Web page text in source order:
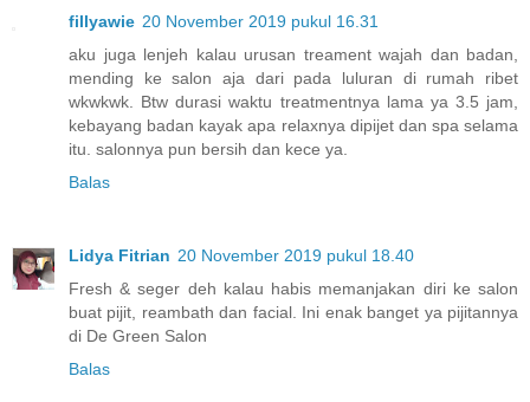
fillyawie 20 November 2019 pukul 16.31
aku juga lenjeh kalau urusan treament wajah dan badan,
mending ke salon aja dari pada luluran di rumah ribet
wkwkwk. Btw durasi waktu treatmentnya lama ya 3.5 jam,
kebayang badan kayak apa relaxnya dipijet dan spa selama
itu. salonnya pun bersih dan kece ya.
Balas
Lidya Fitrian 20 November 2019 pukul 18.40
Fresh & seger deh kalau habis memanjakan diri ke salon
buat pijit, reambath dan facial. Ini enak banget ya pijitannya
di De Green Salon
Balas